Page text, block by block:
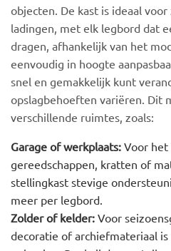
objecten. De kast is ideaal
ladingen, met elk legbord dat
dragen, afhankelijk van het
eenvoudig in hoogte
snel en gemakkelijk kunt
opslagbehoeften variëren. Dit
verschillende ruimtes, zoals:
Garage of werkplaats: Voor het
gereedschappen, kratten of
stellingkast stevige
meer per legbord.
Zolder of kelder: Voor
decoratie of archiefmateriaal